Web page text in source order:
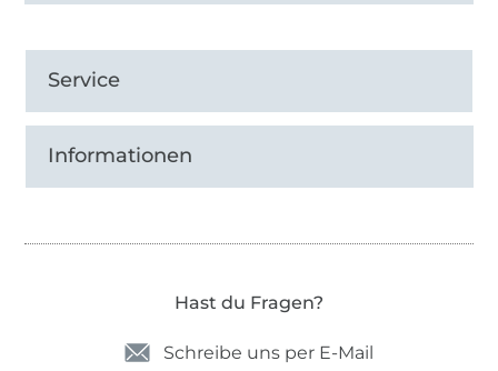
Service
Informationen
Hast du Fragen?
Schreibe uns per E-Mail